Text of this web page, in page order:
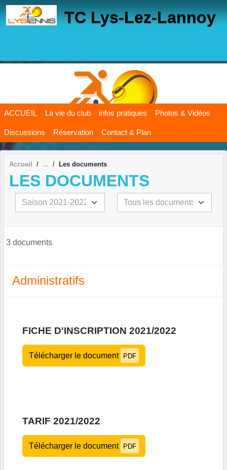
TC Lys-Lez-Lannoy
ACCUEIL La vie du club infos pratiques Photos & Vidéos
Discussions Réservation Contact & Plan
Accueil Les documents
LES DOCUMENTS
3 documents
Administratifs
FICHE D'INSCRIPTION 2021/2022
Télécharger le document PDF
TARIF 2021/2022
Télécharger le document PDF
Panneau de gestion des cookies